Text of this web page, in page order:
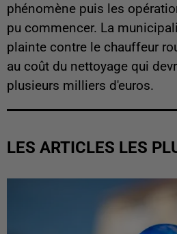
phénomène puis les
pu commencer. La
plainte contre le chauffeur
au coût du nettoyage qui
plusieurs milliers d'euros.
LES ARTICLES LES